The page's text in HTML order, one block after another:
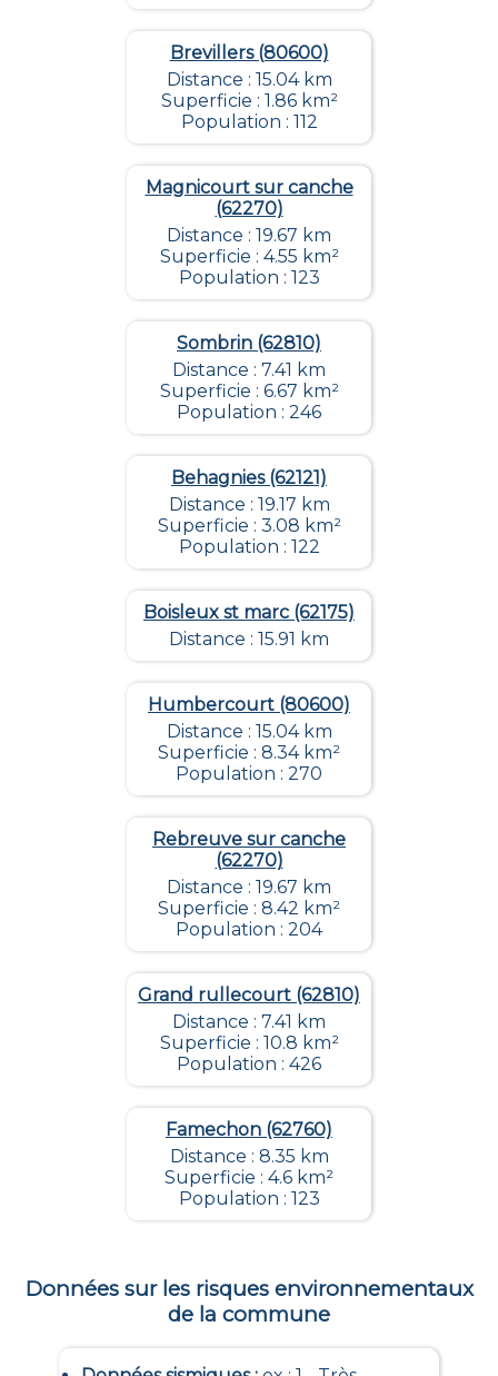
Brevillers (80600)
Distance : 15.04 km
Superficie : 1.86 km²
Population : 112
Magnicourt sur canche
(62270)
Distance : 19.67 km
Superficie : 4.55 km²
Population : 123
Sombrin (62810)
Distance : 7.41 km
Superficie : 6.67 km²
Population : 246
Behagnies (62121)
Distance : 19.17 km
Superficie : 3.08 km²
Population : 122
Boisleux st marc (62175)
Distance : 15.91 km
Humbercourt (80600)
Distance : 15.04 km
Superficie : 8.34 km²
Population : 270
Rebreuve sur canche
(62270)
Distance : 19.67 km
Superficie : 8.42 km²
Population : 204
Grand rullecourt (62810)
Distance : 7.41 km
Superficie : 10.8 km²
Population : 426
Famechon (62760)
Distance : 8.35 km
Superficie : 4.6 km²
Population : 123
Données sur les risques environnementaux
de la commune